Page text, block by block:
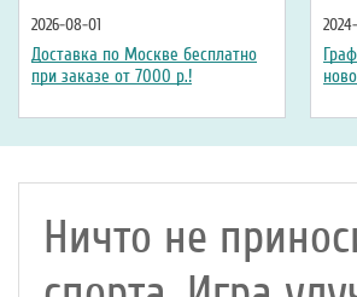
2026-08-01
Доставка по Москве бесплатно
при заказе от 7000 р.!
Ничто не